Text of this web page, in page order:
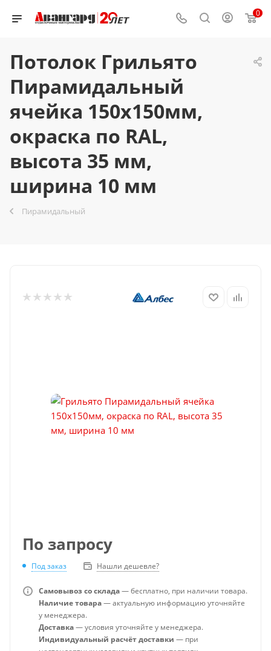
0
Потолок Грильято
Пирамидальный
ячейка 150х150мм,
окраска по RAL,
высота 35 мм,
ширина 10 мм
Пирамидальный
По запросу
Под заказ Нашли дешевле?
Самовывоз со склада— бесплатно, при наличии товара.
Наличие товара— актуальную информацию уточняйте
у менеджера.
Доставка— условия уточняйте у менеджера.
Индивидуальный расчёт доставки — при